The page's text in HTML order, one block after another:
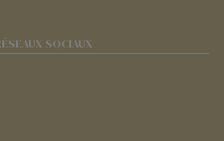
SOCIAUX